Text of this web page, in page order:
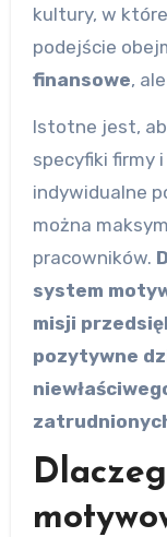
kultury, w
podejście
finansowe,
Istotne jest,
specyfiki firmy
indywidualne
można
pracowników.
system
misji
pozytywne